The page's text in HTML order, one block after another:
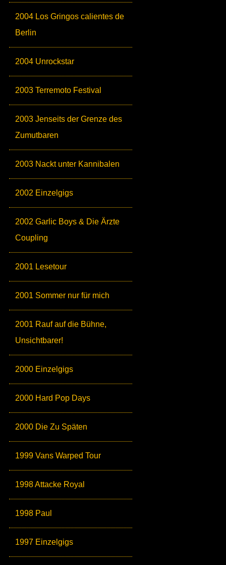
2004 Los Gringos calientes de
Berlin
2004 Unrockstar
2003 Terremoto Festival
2003 Jenseits der Grenze des
Zumutbaren
2003 Nackt unter Kannibalen
2002 Einzelgigs
2002 Garlic Boys & Die Ärzte
Coupling
2001 Lesetour
2001 Sommer nur für mich
2001 Rauf auf die Bühne,
Unsichtbarer!
2000 Einzelgigs
2000 Hard Pop Days
2000 Die Zu Späten
1999 Vans Warped Tour
1998 Attacke Royal
1998 Paul
1997 Einzelgigs